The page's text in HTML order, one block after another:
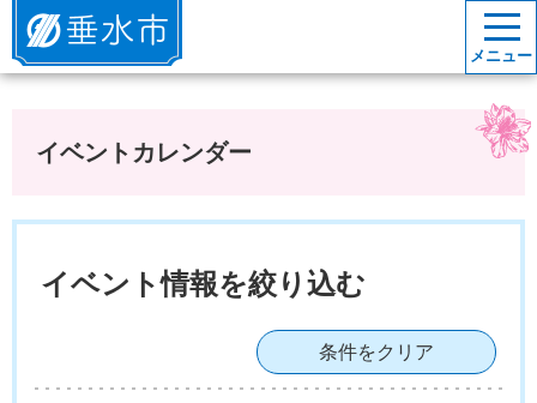
垂水市
メニュー
イベントカレンダー
イベント情報を絞り込む
条件をクリア